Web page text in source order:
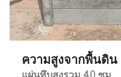
ความสูงจากพื้นดิน
แผ่นทึบสูงรวม 40 ซม.